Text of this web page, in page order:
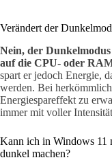
Verändert der
Nein, der
auf die CPU- oder
spart er jedoch Energie,
werden. Bei
Energiespareffekt zu
immer mit voller
Kann ich in Windows 11
dunkel machen?